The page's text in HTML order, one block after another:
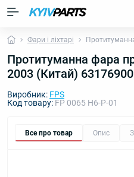
Фари і ліхтарі
Протитуманна фара
2003 (Китай)
Виробник: FPS
Код товару: FP 0065 H6-P-01
Все про товар Опис